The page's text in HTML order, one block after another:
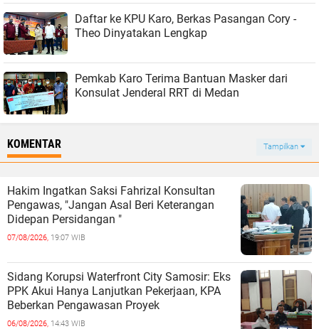
Daftar ke KPU Karo, Berkas Pasangan Cory -
Theo Dinyatakan Lengkap
Pemkab Karo Terima Bantuan Masker dari
Konsulat Jenderal RRT di Medan
KOMENTAR Tampilkan
Hakim Ingatkan Saksi Fahrizal Konsultan
Pengawas, "Jangan Asal Beri Keterangan
Didepan Persidangan "
07/08/2026, 19:07 WIB
Sidang Korupsi Waterfront City Samosir: Eks
PPK Akui Hanya Lanjutkan Pekerjaan, KPA
Beberkan Pengawasan Proyek
06/08/2026, 14:43 WIB